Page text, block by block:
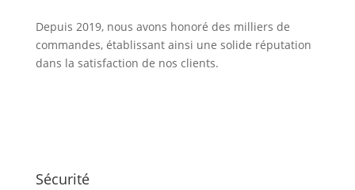
Depuis 2019, nous avons honoré des milliers de
commandes, établissant ainsi une solide réputation
dans la satisfaction de nos clients.
Sécurité